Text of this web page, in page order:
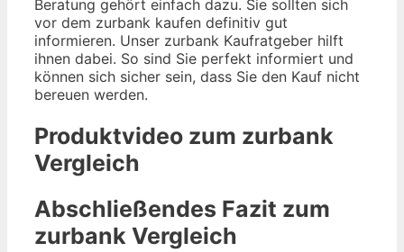
Beratung gehört einfach dazu. Sie sollten sich
vor dem zurbank kaufen definitiv gut
informieren. Unser zurbank Kaufratgeber hilft
ihnen dabei. So sind Sie perfekt informiert und
können sich sicher sein, dass Sie den Kauf nicht
bereuen werden.
Produktvideo zum zurbank
Vergleich
Abschließendes Fazit zum
zurbank Vergleich